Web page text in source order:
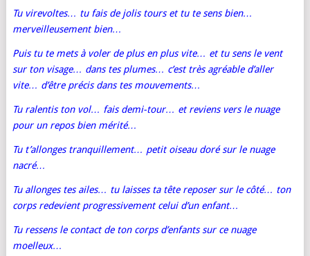
Tu virevoltes… tu fais de jolis tours et tu te sens bien…
merveilleusement bien…
Puis tu te mets à voler de plus en plus vite… et tu sens le vent
sur ton visage… dans tes plumes… c’est très agréable d’aller
vite… d’être précis dans tes mouvements…
Tu ralentis ton vol… fais demi-tour… et reviens vers le nuage
pour un repos bien mérité…
Tu t’allonges tranquillement… petit oiseau doré sur le nuage
nacré…
Tu allonges tes ailes… tu laisses ta tête reposer sur le côté… ton
corps redevient progressivement celui d’un enfant…
Tu ressens le contact de ton corps d’enfants sur ce nuage
moelleux…